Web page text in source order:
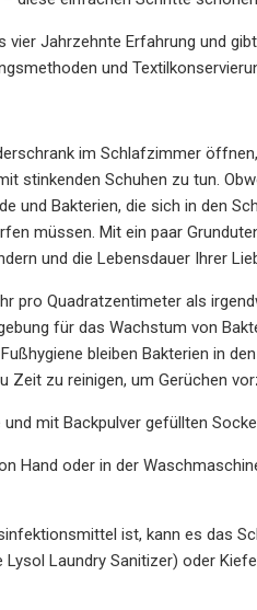
Jahrzehnte Erfahrung und
und
im Schlafzimmer
stinkenden Schuhen zu tun.
und Bakterien, die sich in den
müssen. Mit ein paar
und die Lebensdauer Ihrer
pro Quadratzentimeter als
für das Wachstum von
bleiben Bakterien in
zu reinigen, um Gerüchen
mit Backpulver gefüllten
Hand oder in der
ist, kann es das
Laundry Sanitizer) oder